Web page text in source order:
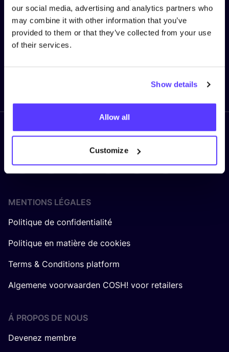
our social media, advertising and analytics partners who
may combine it with other information that you’ve
provided to them or that they’ve collected from your use
of their services.
Show details
Allow all
Customize
Adresse e-mail*
Suivez nous
MENTIONS LÉGALES
Politique de confidentialité
Politique en matière de cookies
Terms & Conditions platform
Algemene voorwaarden COSH! voor retailers
Á PROPOS DE NOUS
Devenez membre